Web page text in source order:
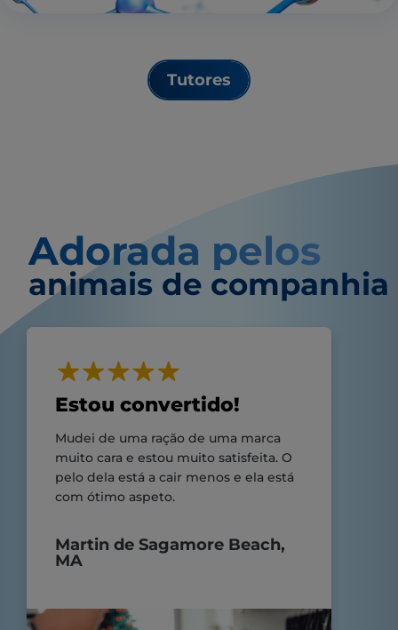
Tutores
Adorada pelos
animais de companhia
Estou convertido!
Mudei de uma ração de uma marca
muito cara e estou muito satisfeita. O
pelo dela está a cair menos e ela está
com ótimo aspeto.
Martin de Sagamore Beach,
MA